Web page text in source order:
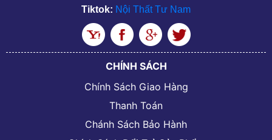
Tiktok: Nội Thất Tư Nam
CHÍNH SÁCH
Chính Sách Giao Hàng
Thanh Toán
Chánh Sách Bảo Hành